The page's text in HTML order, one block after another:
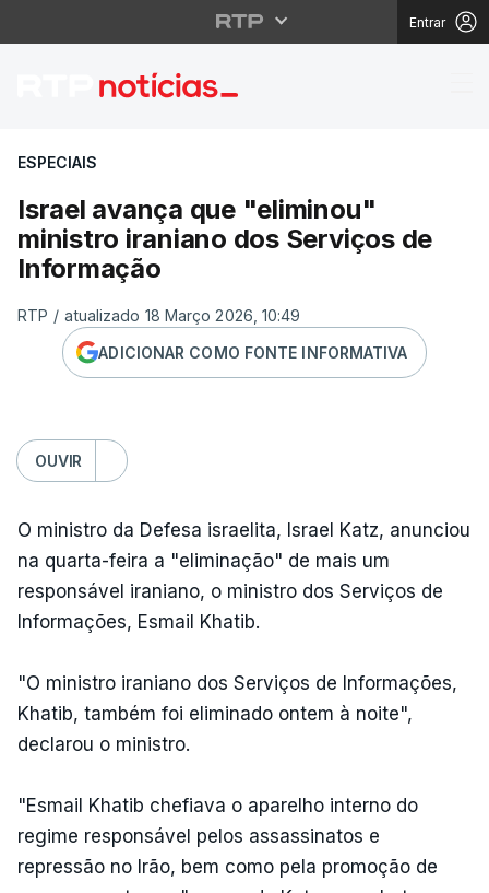
Entrar
Israel avança que
ESPECIAIS
Israel avança que "eliminou"
ministro iraniano dos Serviços de
Informação
RTP / atualizado 18 Março 2026, 10:49
ADICIONAR COMO FONTE INFORMATIVA
OUVIR
O ministro da Defesa israelita, Israel Katz, anunciou
na quarta-feira a "eliminação" de mais um
responsável iraniano, o ministro dos Serviços de
Informações, Esmail Khatib.
"O ministro iraniano dos Serviços de Informações,
Khatib, também foi eliminado ontem à noite",
declarou o ministro.
"Esmail Khatib chefiava o aparelho interno do
regime responsável pelos assassinatos e
repressão no Irão, bem como pela promoção de